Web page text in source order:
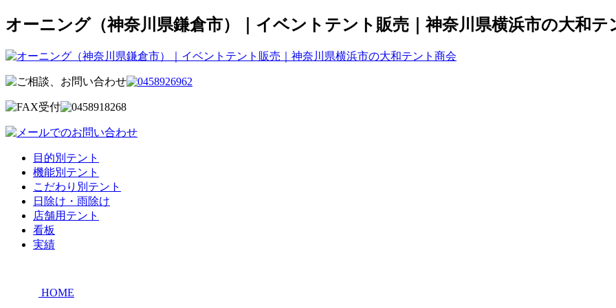
オーニング（神奈川県鎌倉市）｜イベントテント販売｜神奈川県横浜市の大和テ
目的別テント
機能別テント
こだわり別テント
日除け・雨除け
店舗用テント
看板
実績
HOME